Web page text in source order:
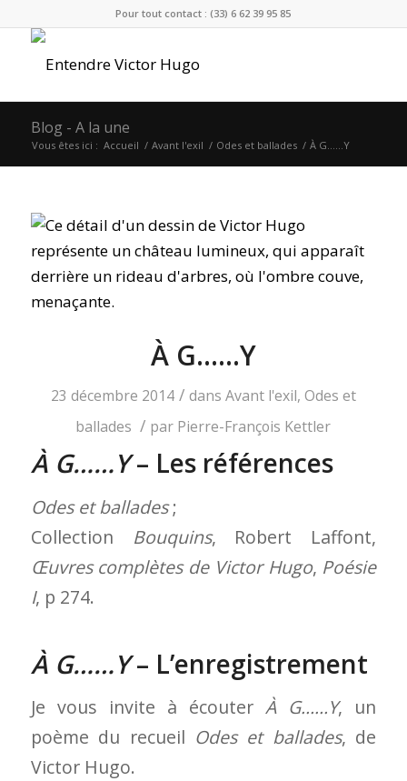
Pour tout contact : (33) 6 62 39 95 85
Blog - A la une
Vous êtes ici : Accueil / Avant l'exil / Odes et ballades / À G……Y
À G……Y
23 décembre 2014 / dans Avant l'exil, Odes et
ballades / par Pierre-François Kettler
À G……Y– Les références
Odes et ballades;
Collection Bouquins, Robert Laffont,
Œuvres complètes de Victor Hugo, Poésie
I, p 274.
À G……Y– L’enregistrement
Je vous invite à écouterÀ G……Y, un
poème du recueil Odes et ballades, de
Victor Hugo.